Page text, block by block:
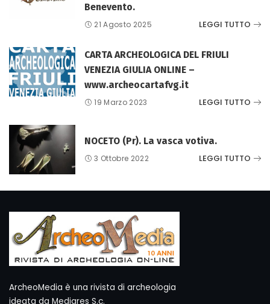
Benevento.
21 Agosto 2025 LEGGI TUTTO
CARTA ARCHEOLOGICA DEL FRIULI
VENEZIA GIULIA ONLINE –
www.archeocartafvg.it
19 Marzo 2023 LEGGI TUTTO
NOCETO (Pr). La vasca votiva.
3 Ottobre 2022 LEGGI TUTTO
ArcheoMedia è una rivista di archeologia
ideata da Mediares S.c.